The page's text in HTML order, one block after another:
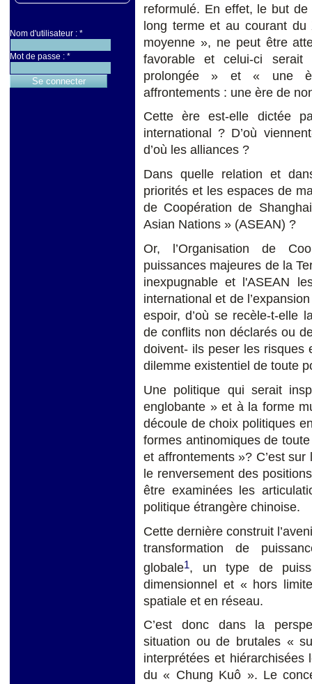
Nom d'utilisateur : *
Mot de passe : *
reformulé. En effet, le but
long terme et au courant du
moyenne », ne peut être
favorable et celui-ci
prolongée » et « une
affrontements : une ère de
Cette ère est-elle dictée
international ? D’où
d’où les alliances ?
Dans quelle relation et
priorités et les espaces de
de Coopération de
Asian Nations » (ASEAN) ?
Or, l’Organisation de
puissances majeures de la
inexpugnable et l'ASEAN
international et de
espoir, d’où se recèle-t-elle
de conflits non déclarés ou
doivent- ils peser les risques
dilemme existentiel de toute
Une politique qui serait
englobante » et à la forme
découle de choix politiques
formes antinomiques de
et affrontements »? C’est
le renversement des
être examinées les
politique étrangère chinoise.
Cette dernière construit
transformation de
globale1, un type de
dimensionnel et « hors
spatiale et en réseau.
C’est donc dans la
situation ou de brutales «
interprétées et
du « Chung Kuô ». Le